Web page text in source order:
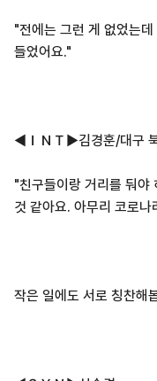
"전에는 그런 게 없었는
들었어요."
◀ＩＮＴ▶김경훈/대구
"친구들이랑 거리를 둬야
것 같아요. 아무리 코로
작은 일에도 서로 칭찬해